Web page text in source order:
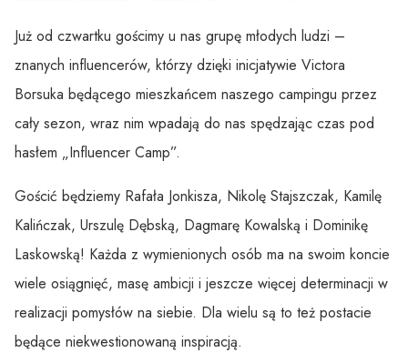
Już od czwartku gościmy u nas grupę młodych ludzi –
znanych influencerów, którzy dzięki inicjatywie Victora
Borsuka będącego mieszkańcem naszego campingu przez
cały sezon, wraz nim wpadają do nas spędzając czas pod
hasłem „Influencer Camp”.
Gościć będziemy Rafała Jonkisza, Nikolę Stajszczak, Kamilę
Kalińczak, Urszulę Dębską, Dagmarę Kowalską i Dominikę
Laskowską! Każda z wymienionych osób ma na swoim koncie
wiele osiągnięć, masę ambicji i jeszcze więcej determinacji w
realizacji pomysłów na siebie. Dla wielu są to też postacie
będące niekwestionowaną inspiracją.